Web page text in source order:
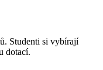
Studenti si vybírají
dotací.